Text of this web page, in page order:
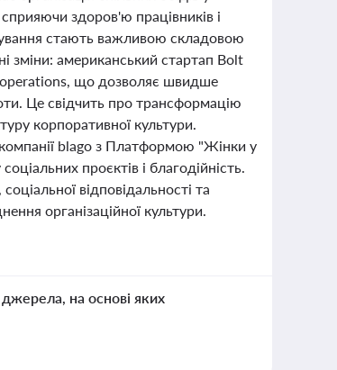
здоров'ю працівників і
стають важливою складовою
зміни: американський стартап Bolt
operations, що дозволяє швидше
Це свідчить про трансформацію
корпоративної культури.
компанії blago з Платформою "Жінки у
проєктів і благодійність.
відповідальності та
організаційної культури.
джерела, на основі яких